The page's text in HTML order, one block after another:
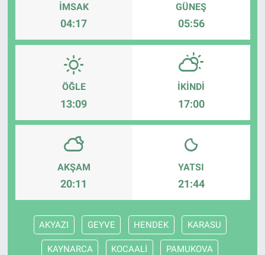
İMSAK
04:17
GÜNEŞ
05:56
ÖĞLE
13:09
İKINDI
17:00
AKŞAM
20:11
YATSI
21:44
AKYAZI GEYVE HENDEK KARASU
KAYNARCA KOCAALİ PAMUKOVA
Teknoloji
Astroloji-Rüya